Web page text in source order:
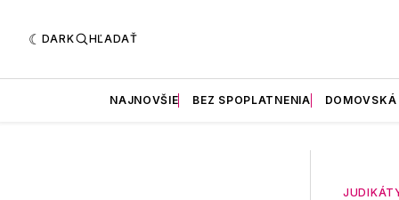
DARK HĽADAŤ
NAJNOVŠIE BEZ SPOPLATNENIA